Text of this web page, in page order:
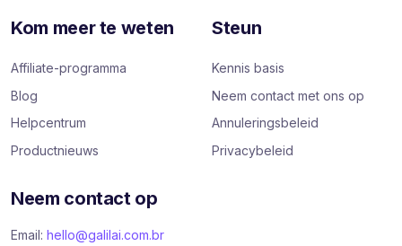
Kom meer te weten
Affiliate-programma
Blog
Helpcentrum
Productnieuws
Steun
Kennis basis
Neem contact met ons op
Annuleringsbeleid
Privacybeleid
Neem contact op
Email: hello@galilai.com.br